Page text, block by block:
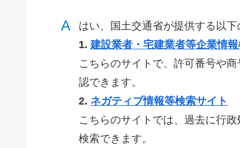
A
はい、国土交通省が提供する以
1.建設業者・宅建業者等企業情
こちらのサイトで、許可番号や
認できます。
2.ネガティブ情報等検索サイト
こちらのサイトでは、過去に行
検索できます。